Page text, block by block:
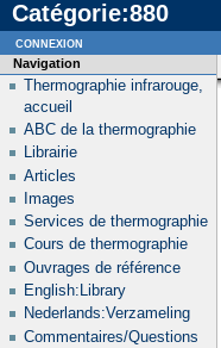
Catégorie:880
Navigation
Thermographie infrarouge,
accueil
ABC de la thermographie
Librairie
Articles
Images
Services de thermographie
Cours de thermographie
Ouvrages de référence
English:Library
Nederlands:Verzameling
Commentaires/Questions
connexion